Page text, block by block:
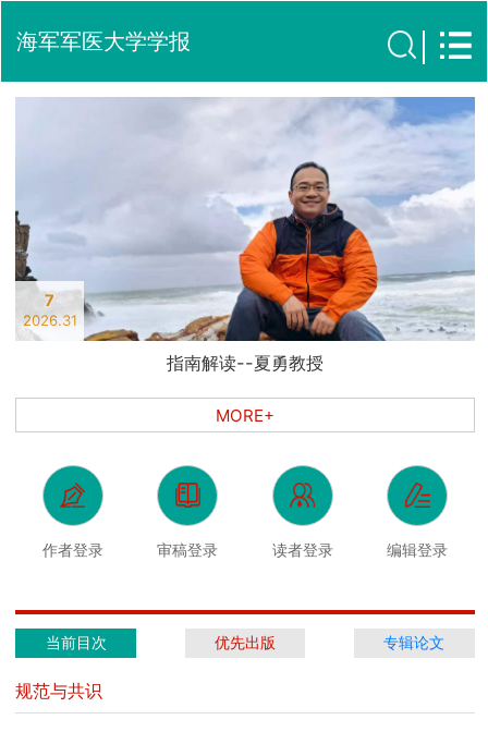
海军军医大学学报
7
2026.31
指南解读--夏勇教授
MORE+
作者登录 审稿登录 读者登录 编辑登录
当前目次 优先出版 专辑论文
规范与共识